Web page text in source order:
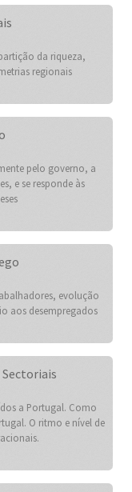
da riqueza,
regionais
pelo governo, a
e se responde às
evolução
aos desempregados
a Portugal. Como
O ritmo e nível de